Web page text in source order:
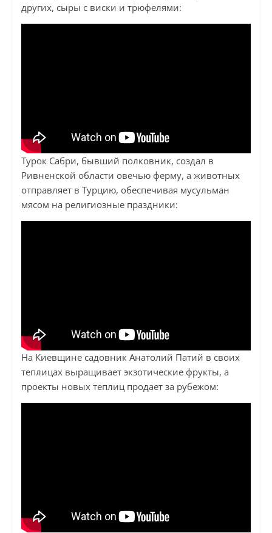
других, сыры с виски и трюфелями:
Турок Сабри, бывший полковник, создал в
Ривненской области овечью ферму, а животных
отправляет в Турцию, обеспечивая мусульман
мясом на религиозные праздники:
На Киевщине садовник Анатолий Патий в своих
теплицах выращивает экзотические фрукты, а
проекты новых теплиц продает за рубежом: